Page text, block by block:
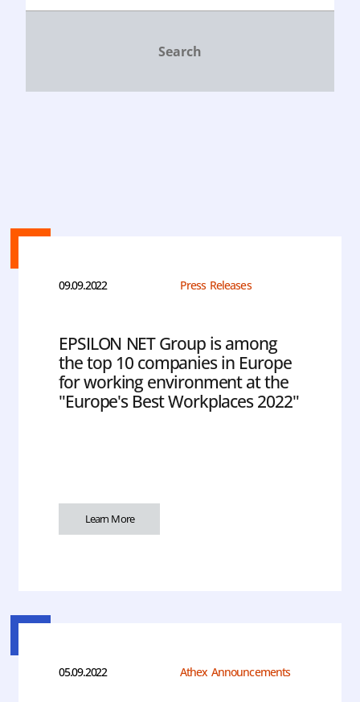
09.09.2022 Press Releases
EPSILON NET Group is among
the top 10 companies in Europe
for working environment at the
"Europe's Best Workplaces 2022"
Learn More
05.09.2022 Athex Announcements